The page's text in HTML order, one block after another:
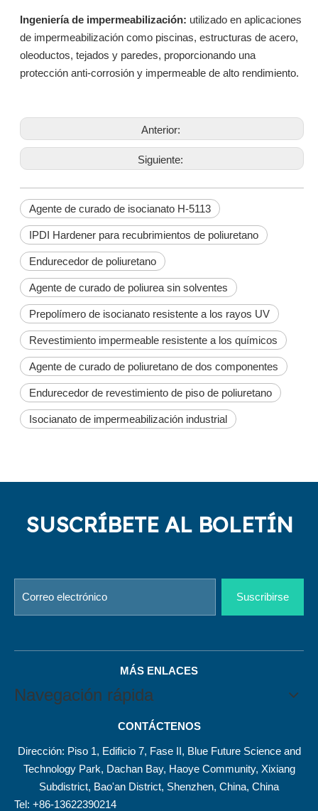
Ingeniería de impermeabilización: utilizado en aplicaciones
de impermeabilización como piscinas, estructuras de acero,
oleoductos, tejados y paredes, proporcionando una
protección anti-corrosión y impermeable de alto rendimiento.
Anterior:
Siguiente:
Agente de curado de isocianato H-5113
IPDI Hardener para recubrimientos de poliuretano
Endurecedor de poliuretano
Agente de curado de poliurea sin solventes
Prepolímero de isocianato resistente a los rayos UV
Revestimiento impermeable resistente a los químicos
Agente de curado de poliuretano de dos componentes
Endurecedor de revestimiento de piso de poliuretano
Isocianato de impermeabilización industrial
SUSCRÍBETE AL BOLETÍN
Suscribirse
MÁS ENLACES
Navegación rápida
CONTÁCTENOS
Dirección: Piso 1, Edificio 7, Fase II, Blue Future Science and
Technology Park, Dachan Bay, Haoye Community, Xixiang
Subdistrict, Bao'an District, Shenzhen, China, China
Tel: +86-13622390214